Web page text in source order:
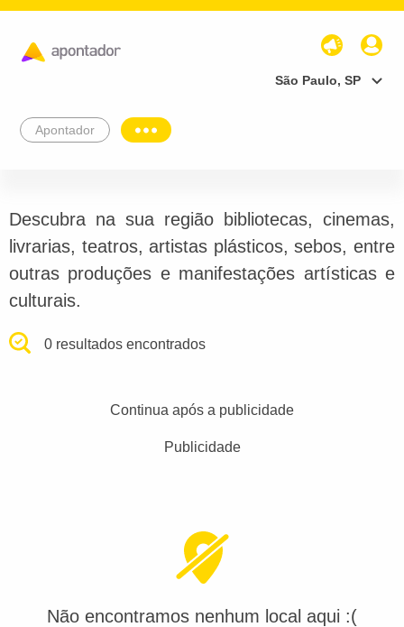
São Paulo, SP
Apontador
Descubra na sua região bibliotecas, cinemas,
livrarias, teatros, artistas plásticos, sebos, entre
outras produções e manifestações artísticas e
culturais.
0 resultados encontrados
Continua após a publicidade
Publicidade
Não encontramos nenhum local aqui :(